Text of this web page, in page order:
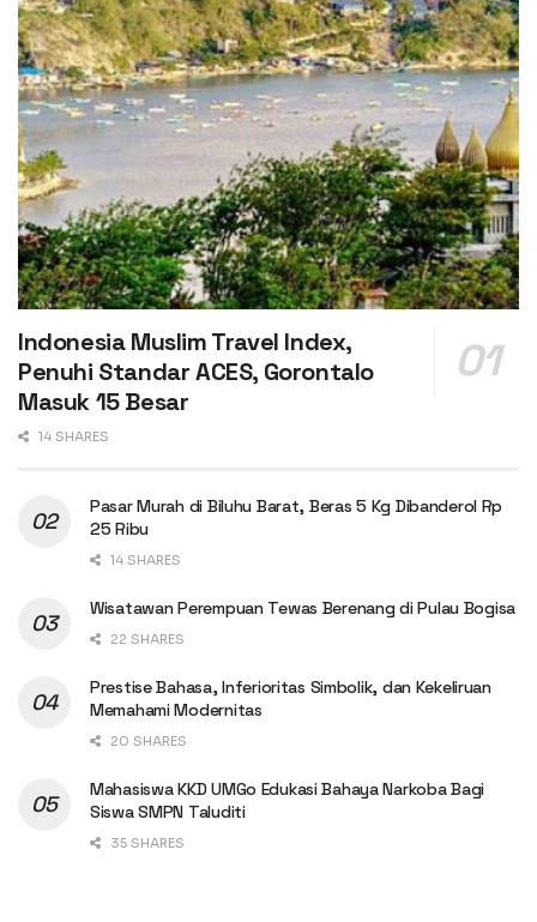
Indonesia Muslim Travel Index,
Penuhi Standar ACES, Gorontalo
Masuk 15 Besar
14 SHARES
Pasar Murah di Biluhu Barat, Beras 5 Kg Dibanderol Rp
25 Ribu
14 SHARES
Wisatawan Perempuan Tewas Berenang di Pulau Bogisa
22 SHARES
Prestise Bahasa, Inferioritas Simbolik, dan Kekeliruan
Memahami Modernitas
20 SHARES
Mahasiswa KKD UMGo Edukasi Bahaya Narkoba Bagi
Siswa SMPN Taluditi
35 SHARES